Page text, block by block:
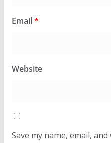
Email*
Website
Save my name, email,